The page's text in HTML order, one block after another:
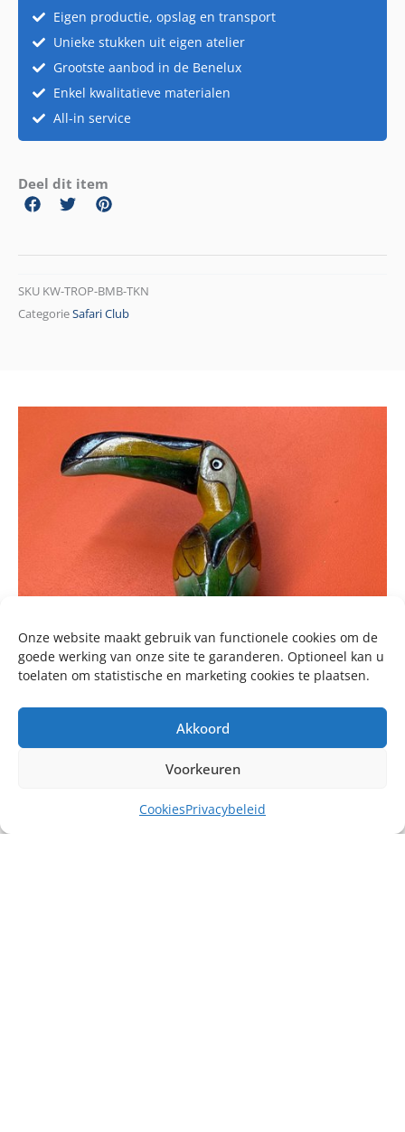
Onze website maakt gebruik van functionele cookies om de
goede werking van onze site te garanderen. Optioneel kan u
toelaten om statistische en marketing cookies te plaatsen.
Akkoord
Voorkeuren
CookiesPrivacybeleid
Eigen productie, opslag en transport
Unieke stukken uit eigen atelier
Grootste aanbod in de Benelux
Enkel kwalitatieve materialen
All-in service
Deel dit item
SKU KW-TROP-BMB-TKN
CategorieSafari Club